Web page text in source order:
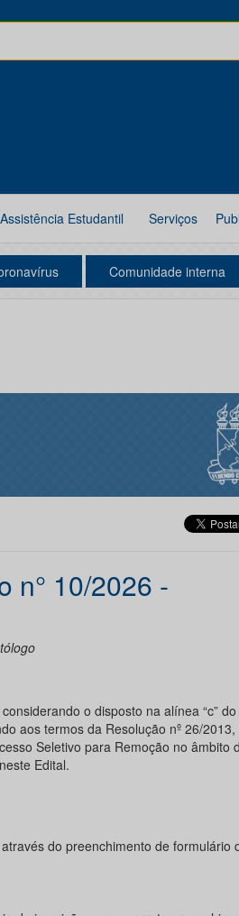
Assistência Estudantil Serviços
Comunidade interna
n° 10/2026 -
o disposto na alínea “c”
aos termos da Resolução nº 26/
Seletivo para Remoção no âmbito
Edital.
do preenchimento de formulário